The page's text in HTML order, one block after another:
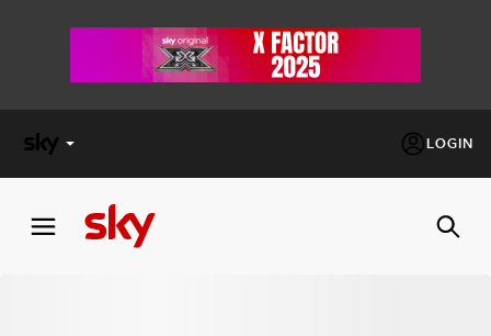
LOGIN
FACTOR